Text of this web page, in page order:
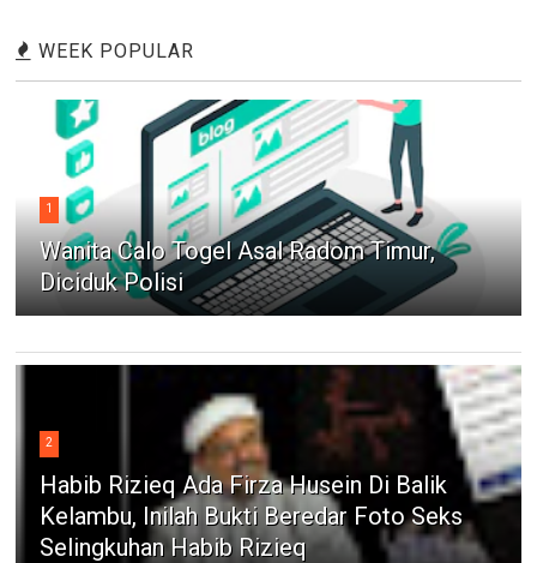
WEEK POPULAR
1
Wanita Calo Togel Asal Radom Timur,
Diciduk Polisi
2
Habib Rizieq Ada Firza Husein Di Balik
Kelambu, Inilah Bukti Beredar Foto Seks
Selingkuhan Habib Rizieq